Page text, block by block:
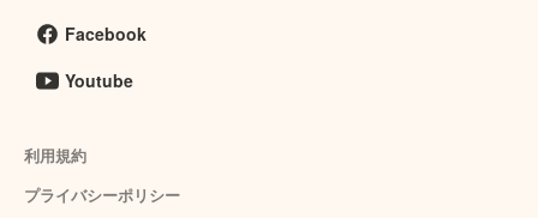
Facebook
Youtube
利用規約
プライバシーポリシー